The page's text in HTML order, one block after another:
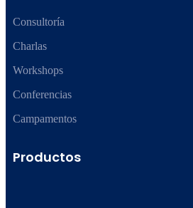
Consultoría
Charlas
Workshops
Conferencias
Campamentos
Productos